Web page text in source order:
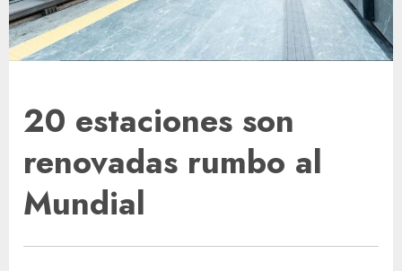
20 estaciones son
renovadas rumbo al
Mundial